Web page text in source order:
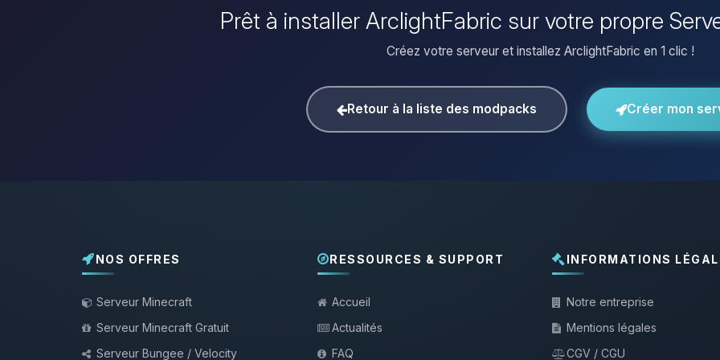
Prêt à installer ArclightFabric sur votre propre
Créez votre serveur et installez ArclightFabric en 1 clic !
Retour à la liste des modpacks Créer mon
NOS OFFRES
Serveur Minecraft
Serveur Minecraft Gratuit
Serveur Bungee / Velocity
RESSOURCES & SUPPORT
Accueil
Actualités
FAQ
INFORMATIONS
Notre entreprise
Mentions légales
CGV / CGU